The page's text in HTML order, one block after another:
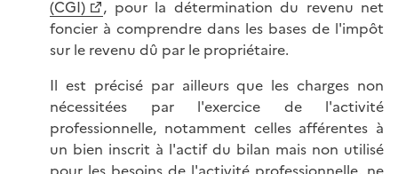
(CGI)
, pour la détermination du revenu net
foncier à comprendre dans les bases de l'impôt
sur le revenu dû par le propriétaire.
Il est précisé par ailleurs que les charges non
nécessitées par l'exercice de l'activité
professionnelle, notamment celles afférentes à
un bien inscrit à l'actif du bilan mais non utilisé